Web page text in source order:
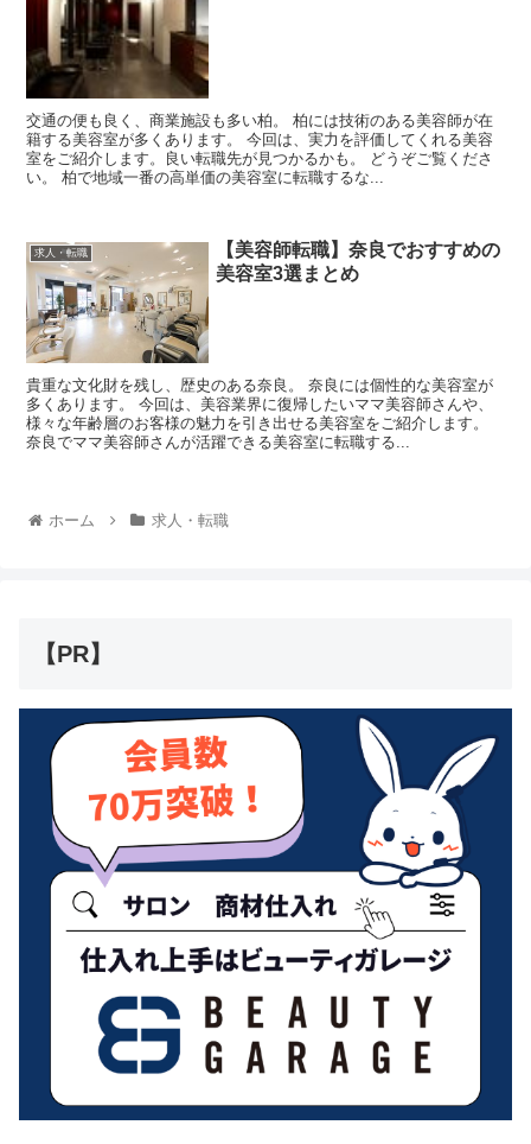
交通の便も良く、商業施設も多い柏。 柏には技術のある美容師が在
籍する美容室が多くあります。 今回は、実力を評価してくれる美容
室をご紹介します。良い転職先が見つかるかも。 どうぞご覧くださ
い。 柏で地域一番の高単価の美容室に転職するな...
求人・転職
【美容師転職】奈良でおすすめの
美容室3選まとめ
貴重な文化財を残し、歴史のある奈良。 奈良には個性的な美容室が
多くあります。 今回は、美容業界に復帰したいママ美容師さんや、
様々な年齢層のお客様の魅力を引き出せる美容室をご紹介します。
奈良でママ美容師さんが活躍できる美容室に転職する...
ホーム 求人・転職
【PR】